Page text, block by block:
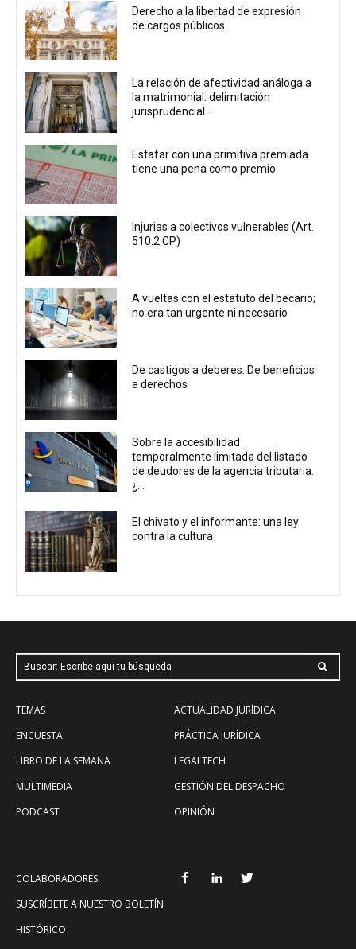
Derecho a la libertad de expresión
de cargos públicos
La relación de afectividad análoga a
la matrimonial: delimitación
jurisprudencial...
Estafar con una primitiva premiada
tiene una pena como premio
Injurias a colectivos vulnerables (Art.
510.2 CP)
A vueltas con el estatuto del becario;
no era tan urgente ni necesario
De castigos a deberes. De beneficios
a derechos
Sobre la accesibilidad
temporalmente limitada del listado
de deudores de la agencia tributaria.
¿...
El chivato y el informante: una ley
contra la cultura
Buscar: Escribe aquí tu búsqueda
TEMAS
ENCUESTA
LIBRO DE LA SEMANA
MULTIMEDIA
PODCAST
ACTUALIDAD JURÍDICA
PRÁCTICA JURÍDICA
LEGALTECH
GESTIÓN DEL DESPACHO
OPINIÓN
COLABORADORES
SUSCRÍBETE A NUESTRO BOLETÍN
HISTÓRICO